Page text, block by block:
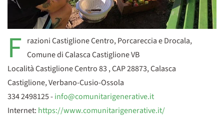
F razioni Castiglione Centro, Porcareccia e Drocala,
Comune di Calasca Castiglione VB
Località Castiglione Centro 83 , CAP 28873, Calasca
Castiglione, Verbano-Cusio-Ossola
334 2498125 -info@comunitarigenerative.it
Internet: https://www.comunitarigenerative.it/